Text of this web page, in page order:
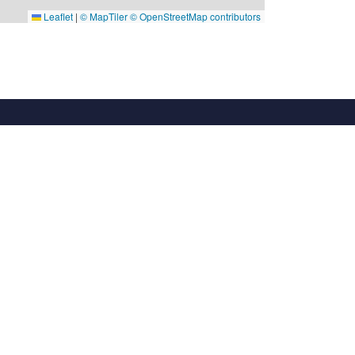
Leaflet | © MapTiler© OpenStreetMap contributors